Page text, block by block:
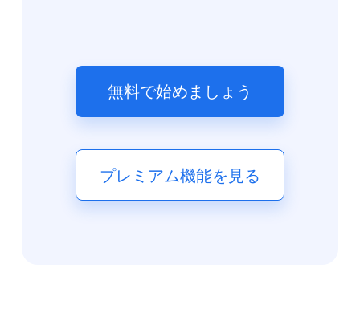
無料で始めましょう
プレミアム機能を見る